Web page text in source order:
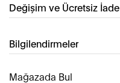
Değişim ve Ücretsiz İade
Bilgilendirmeler
Mağazada Bul